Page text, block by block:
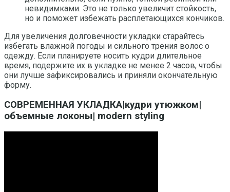
невидимками. Это не только увеличит стойкость,
но и поможет избежать расплетающихся кончиков.
Для увеличения долговечности укладки старайтесь
избегать влажной погоды и сильного трения волос о
одежду. Если планируете носить кудри длительное
время, подержите их в укладке не менее 2 часов, чтобы
они лучше зафиксировались и приняли окончательную
форму.
СОВРЕМЕННАЯ УКЛАДКА|кудри утюжком|
объемные локоны| modern styling